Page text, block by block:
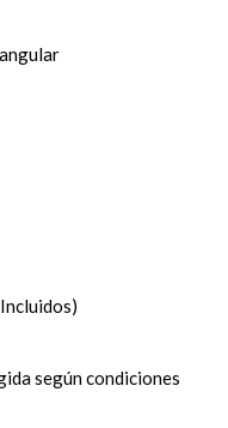
según condiciones